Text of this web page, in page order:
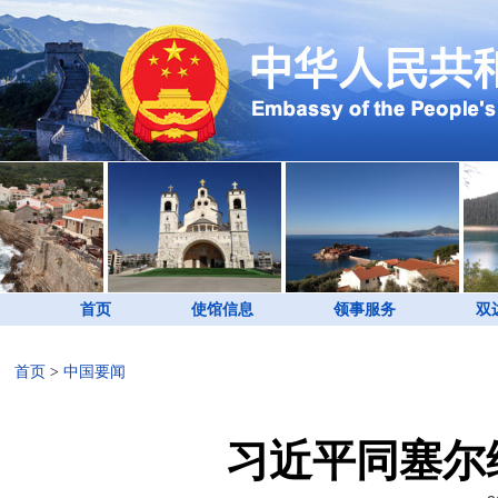
首页 使馆信息 领事服务 双
首页 > 中国要闻
习近平同塞